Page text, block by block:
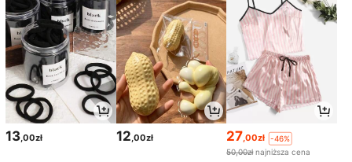
13,00zł 12,00zł 27,00zł
-46%
50,00zł najniższa cena